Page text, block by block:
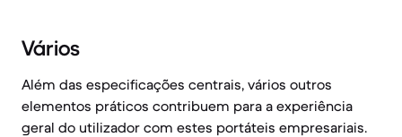
Vários
Além das especificações centrais, vários outros
elementos práticos contribuem para a experiência
geral do utilizador com estes portáteis empresariais.